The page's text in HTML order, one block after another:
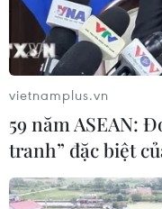
TIN LIÊN QUAN
vietnamplus.vn
59 năm ASEAN:
tranh” đặc biệt